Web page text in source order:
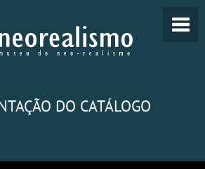
DO CATÁLOGO